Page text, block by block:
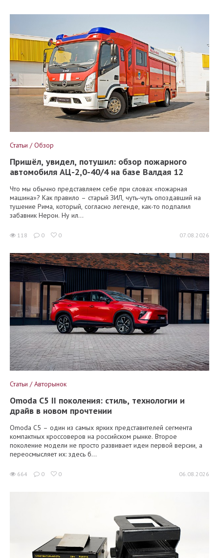
Статьи / Обзор
Пришёл, увидел, потушил: обзор пожарного
автомобиля АЦ-2,0-40/4 на базе Валдая 12
Что мы обычно представляем себе при словах «пожарная
машина»? Как правило – старый ЗИЛ, чуть-чуть опоздавший на
тушение Рима, который, согласно легенде, как-то подпалил
забавник Нерон. Ну ил...
118 0 0 07.08.2026
Статьи / Авторынок
Omoda C5 II поколения: стиль, технологии и
драйв в новом прочтении
Omoda C5 – один из самых ярких представителей сегмента
компактных кроссоверов на российском рынке. Второе
поколение модели не просто развивает идеи первой версии, а
переосмысляет их: здесь б...
664 0 0 06.08.2026